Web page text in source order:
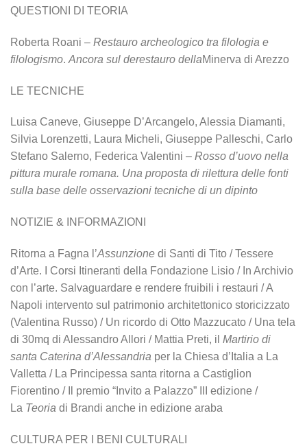
QUESTIONI DI TEORIA
Roberta Roani – Restauro archeologico tra filologia e
filologismo. Ancora sul derestauro dellaMinerva di Arezzo
LE TECNICHE
Luisa Caneve, Giuseppe D’Arcangelo, Alessia Diamanti,
Silvia Lorenzetti, Laura Micheli, Giuseppe Palleschi, Carlo
Stefano Salerno, Federica Valentini – Rosso d’uovo nella
pittura murale romana. Una proposta di rilettura delle fonti
sulla base delle osservazioni tecniche di un dipinto
NOTIZIE & INFORMAZIONI
Ritorna a Fagna l’Assunzione di Santi di Tito / Tessere
d’Arte. I Corsi Itineranti della Fondazione Lisio / In Archivio
con l’arte. Salvaguardare e rendere fruibili i restauri / A
Napoli intervento sul patrimonio architettonico storicizzato
(Valentina Russo) / Un ricordo di Otto Mazzucato / Una tela
di 30mq di Alessandro Allori / Mattia Preti, il Martirio di
santa Caterina d’Alessandria per la Chiesa d’Italia a La
Valletta / La Principessa santa ritorna a Castiglion
Fiorentino / Il premio “Invito a Palazzo” III edizione /
La Teoria di Brandi anche in edizione araba
CULTURA PER I BENI CULTURALI